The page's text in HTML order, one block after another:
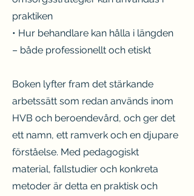
praktiken
• Hur behandlare kan hålla i längden
– både professionellt och etiskt
Boken lyfter fram det stärkande
arbetssätt som redan används inom
HVB och beroendevård, och ger det
ett namn, ett ramverk och en djupare
förståelse. Med pedagogiskt
material, fallstudier och konkreta
metoder är detta en praktisk och